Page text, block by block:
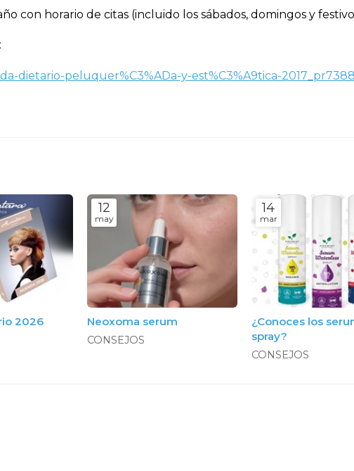
con horario de citas (incluido los sábados, domingos y
dietario-peluquer%C3%ADa-y-est%C3%A9tica-
2026
12
may
Neoxoma serum
CONSEJOS
14
mar
¿Conoces los
spray?
CONSEJOS